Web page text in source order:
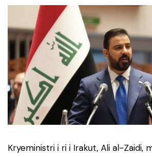
Kryeministri i ri i Irakut, Ali al-Zaidi,